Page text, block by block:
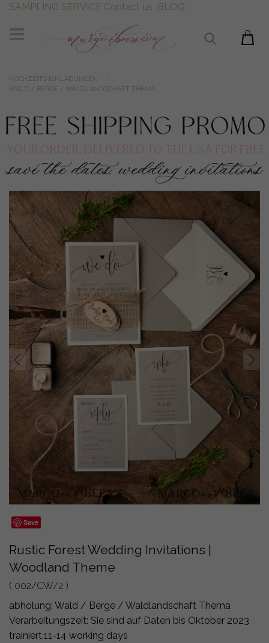
SAMPLING SERVICE Contact us BLOG
HOCHZEITS EINLADUNGEN
WALD / BERGE / WALDLANDSCHAFT THEMA
prev next
Save
Rustic Forest Wedding Invitations |
Woodland Theme
( 002/CW/z )
abholung: Wald / Berge / Waldlandschaft Thema
Verarbeitungszeit: Sie sind auf Daten bis Oktober 2023
trainiert.11-14 working days